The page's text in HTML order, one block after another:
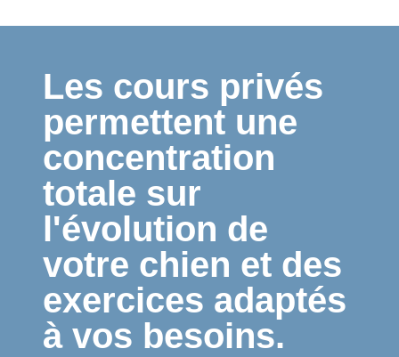
Les cours privés
permettent une
concentration
totale sur
l'évolution de
votre chien et des
exercices adaptés
à vos besoins.